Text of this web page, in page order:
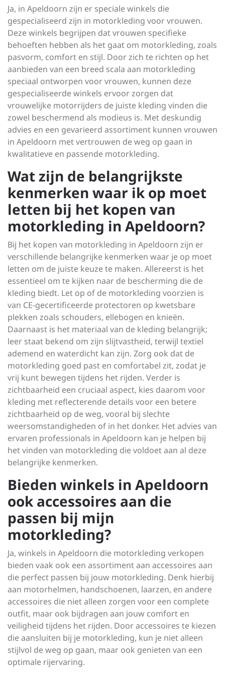
Ja, in Apeldoorn zijn er speciale winkels die
gespecialiseerd zijn in motorkleding voor vrouwen.
Deze winkels begrijpen dat vrouwen specifieke
behoeften hebben als het gaat om motorkleding, zoals
pasvorm, comfort en stijl. Door zich te richten op het
aanbieden van een breed scala aan motorkleding
speciaal ontworpen voor vrouwen, kunnen deze
gespecialiseerde winkels ervoor zorgen dat
vrouwelijke motorrijders de juiste kleding vinden die
zowel beschermend als modieus is. Met deskundig
advies en een gevarieerd assortiment kunnen vrouwen
in Apeldoorn met vertrouwen de weg op gaan in
kwalitatieve en passende motorkleding.
Wat zijn de belangrijkste
kenmerken waar ik op moet
letten bij het kopen van
motorkleding in Apeldoorn?
Bij het kopen van motorkleding in Apeldoorn zijn er
verschillende belangrijke kenmerken waar je op moet
letten om de juiste keuze te maken. Allereerst is het
essentieel om te kijken naar de bescherming die de
kleding biedt. Let op of de motorkleding voorzien is
van CE-gecertificeerde protectoren op kwetsbare
plekken zoals schouders, ellebogen en knieën.
Daarnaast is het materiaal van de kleding belangrijk;
leer staat bekend om zijn slijtvastheid, terwijl textiel
ademend en waterdicht kan zijn. Zorg ook dat de
motorkleding goed past en comfortabel zit, zodat je
vrij kunt bewegen tijdens het rijden. Verder is
zichtbaarheid een cruciaal aspect, kies daarom voor
kleding met reflecterende details voor een betere
zichtbaarheid op de weg, vooral bij slechte
weersomstandigheden of in het donker. Het advies van
ervaren professionals in Apeldoorn kan je helpen bij
het vinden van motorkleding die voldoet aan al deze
belangrijke kenmerken.
Bieden winkels in Apeldoorn
ook accessoires aan die
passen bij mijn
motorkleding?
Ja, winkels in Apeldoorn die motorkleding verkopen
bieden vaak ook een assortiment aan accessoires aan
die perfect passen bij jouw motorkleding. Denk hierbij
aan motorhelmen, handschoenen, laarzen, en andere
accessoires die niet alleen zorgen voor een complete
outfit, maar ook bijdragen aan jouw comfort en
veiligheid tijdens het rijden. Door accessoires te kiezen
die aansluiten bij je motorkleding, kun je niet alleen
stijlvol de weg op gaan, maar ook genieten van een
optimale rijervaring.